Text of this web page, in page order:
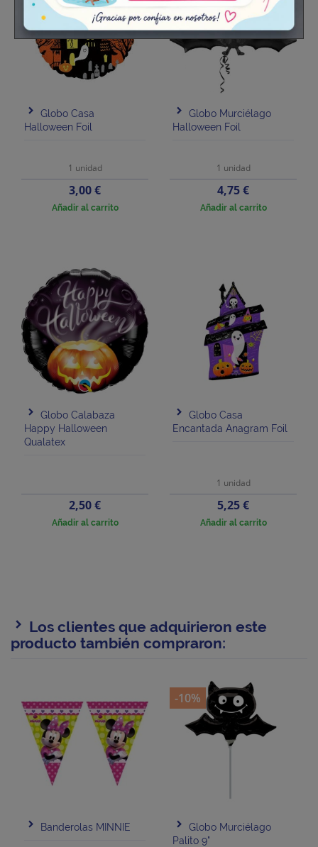
Globo Casa
Halloween Foil
1 unidad
Precio
3,00 €
Añadir al carrito
Globo Murciélago
Halloween Foil
1 unidad
Precio
4,75 €
Añadir al carrito
Globo Calabaza
Happy Halloween
Qualatex
Precio
2,50 €
Añadir al carrito
Globo Casa
Encantada Anagram Foil
1 unidad
Precio
5,25 €
Añadir al carrito
Los clientes que adquirieron este
producto también compraron:
Banderolas MINNIE
Globo Murciélago
Palito 9"
-10%